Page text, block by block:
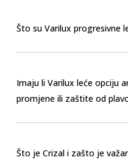
Što su Varilux progresivne
Imaju li Varilux leće opciju
promjene ili zaštite od
Što je Crizal i zašto je